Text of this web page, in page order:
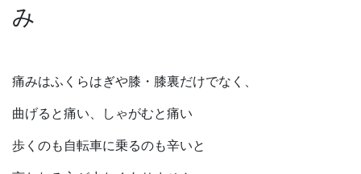
み
痛みはふくらはぎや膝・膝裏だけでなく、
曲げると痛い、しゃがむと痛い
歩くのも自転車に乗るのも辛いと